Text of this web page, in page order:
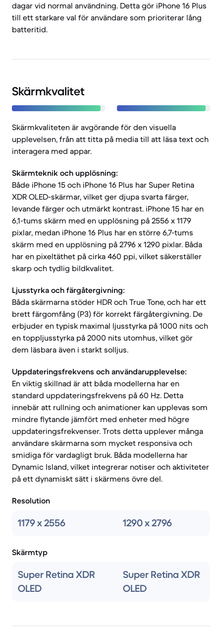
dagar vid normal användning. Detta gör iPhone 16 Plus
till ett starkare val för användare som prioriterar lång
batteritid.
Skärmkvalitet
Skärmkvaliteten är avgörande för den visuella
upplevelsen, från att titta på media till att läsa text och
interagera med appar.
Skärmteknik och upplösning:
Både iPhone 15 och iPhone 16 Plus har Super Retina
XDR OLED-skärmar, vilket ger djupa svarta färger,
levande färger och utmärkt kontrast. iPhone 15 har en
6,1-tums skärm med en upplösning på 2556 x 1179
pixlar, medan iPhone 16 Plus har en större 6,7-tums
skärm med en upplösning på 2796 x 1290 pixlar. Båda
har en pixeltäthet på cirka 460 ppi, vilket säkerställer
skarp och tydlig bildkvalitet.
Ljusstyrka och färgåtergivning:
Båda skärmarna stöder HDR och True Tone, och har ett
brett färgomfång (P3) för korrekt färgåtergivning. De
erbjuder en typisk maximal ljusstyrka på 1000 nits och
en toppljusstyrka på 2000 nits utomhus, vilket gör
dem läsbara även i starkt solljus.
Uppdateringsfrekvens och användarupplevelse:
En viktig skillnad är att båda modellerna har en
standard uppdateringsfrekvens på 60 Hz. Detta
innebär att rullning och animationer kan upplevas som
mindre flytande jämfört med enheter med högre
uppdateringsfrekvenser. Trots detta upplever många
användare skärmarna som mycket responsiva och
smidiga för vardagligt bruk. Båda modellerna har
Dynamic Island, vilket integrerar notiser och aktiviteter
på ett dynamiskt sätt i skärmens övre del.
Resolution
1179 x 2556 1290 x 2796
Skärmtyp
Super Retina XDR
OLED
Super Retina XDR
OLED